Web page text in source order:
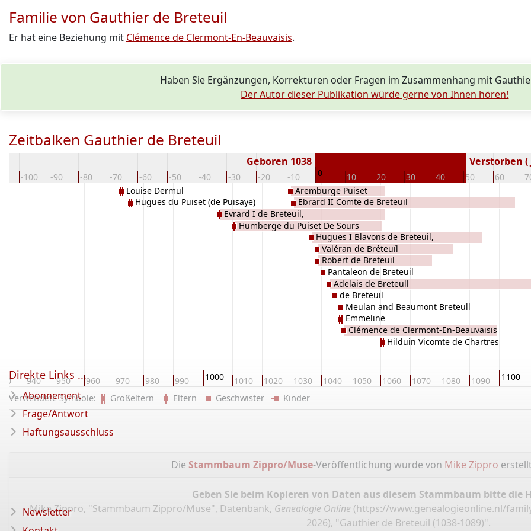
Familie von Gauthier de Breteuil
Er hat eine Beziehung mit Clémence de Clermont-En-Beauvaisis.
Haben Sie Ergänzungen, Korrekturen oder Fragen im Zusammenhang mit
Der Autor dieser Publikation würde gerne von Ihnen hören!
Zeitbalken Gauthier de Breteuil
-100 -90 -80 -70 -60 -50 -40 -30 -20 -10 0 10 20 30 40 50 60
Geboren 1038 Verstorben (
940 950 960 970 980 990 1000 1010 1020 1030 1040 1050 1060 1070 1080 1090 1100
Louise Dermul
Hugues du Puiset (de Puisaye)
Evrard I de Breteuil,
Humberge du Puiset De Sours
Aremburge Puiset
Ebrard II Comte de Breteuil
Hugues I Blavons de Breteuil,
Valéran de Bréteuïl
Robert de Breteuil
Pantaleon de Breteuil
Adelais de Breteull
de Breteuil
Meulan and Beaumont Breteull
Emmeline
Clémence de Clermont-En-Beauvaisis
Hilduin Vicomte de Chartres
Verwendete Symbole: Großeltern Eltern Geschwister Kinder
Die Stammbaum Zippro/Muse-Veröffentlichung wurde von Mike Zippro
Geben Sie beim Kopieren von Daten aus diesem Stammbaum bitte die
Mike Zippro, "Stammbaum Zippro/Muse", Datenbank, Genealogie Online (https://www.genealogieonline.nl/
2026), "Gauthier de Breteuil (1038-1089)".
Direkte Links ...
Abonnement
Frage/Antwort
Haftungsausschluss
Newsletter